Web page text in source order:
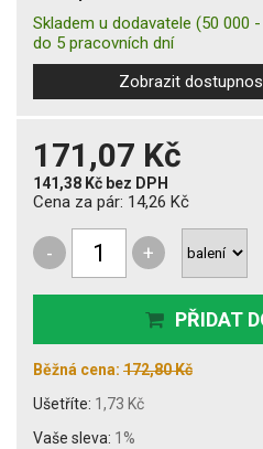
Skladem u dodavatele (50 000
do 5 pracovních dní
Zobrazit
171,07 Kč
141,38 Kč bez DPH
Cena za pár: 14,26 Kč
- +
PŘIDAT
Běžná cena: 172,80 Kč
Ušetříte: 1,73 Kč
Vaše sleva: 1%